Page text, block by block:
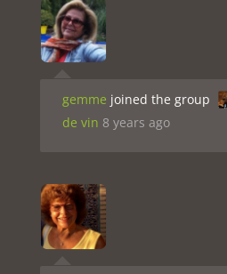
gemme joined the group
de vin 8 years ago